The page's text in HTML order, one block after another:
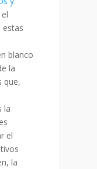
blanco
la
que,
la
el
la